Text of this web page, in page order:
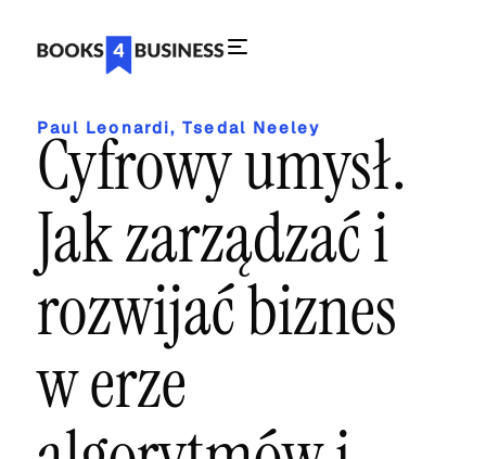
Paul Leonardi,Tsedal Neeley
Cyfrowy umysł.
Jak zarządzać i
rozwijać biznes
w erze